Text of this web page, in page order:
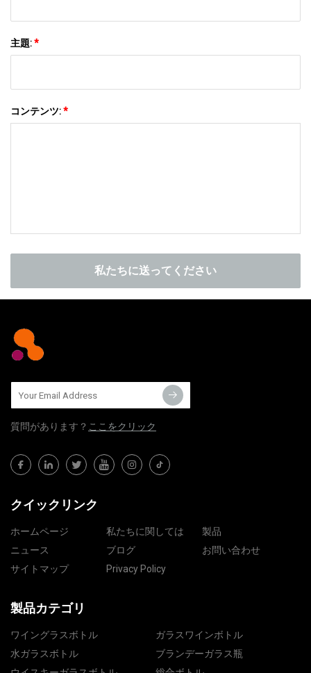
主題:*
コンテンツ:*
私たちに送ってください
質問​​があります？ ここをクリック
クイックリンク
ホームページ 私たちに関しては
製品
ニュース
ブログ
お問い合わせ
サイトマップ
Privacy Policy
製品カテゴリ
ワイングラスボトル
ガラスワインボトル
水ガラスボトル
ブランデーガラス瓶